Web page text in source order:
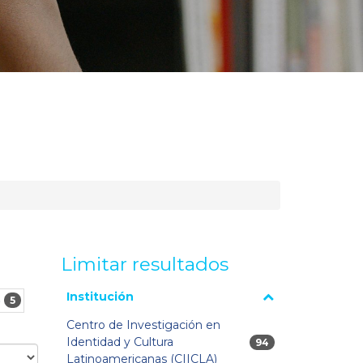
5
Limitar resultados
La página se volverá a cargar cuando se seleccione o
Institución
Centro de Investigación en
Identidad y Cultura
Latinoamericanas (CIICLA)
94 resultados
94